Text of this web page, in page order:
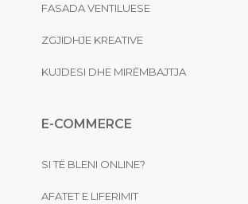
FASADA VENTILUESE
ZGJIDHJE KREATIVE
KUJDESI DHE MIRËMBAJTJA
E-COMMERCE
SI TË BLENI ONLINE?
AFATET E LIFERIMIT